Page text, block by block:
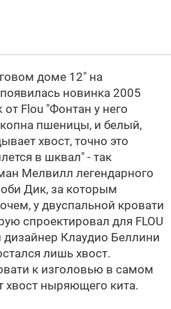
доме 12" на
новинка 2005
от Flou "Фонтан у него
пшеницы, и белый,
хвост, точно это
в шквал" - так
Мелвилл легендарного
Дик, за которым
у двуспальной кровати
спроектировал для FLOU
дизайнер Клаудио Беллини
лишь хвост.
к изголовью в самом
хвост ныряющего кита.